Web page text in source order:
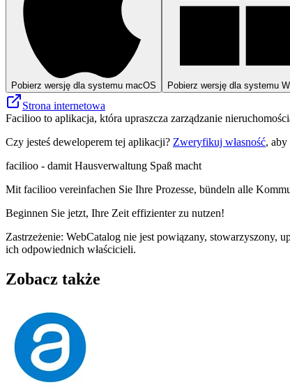
Pobierz wersję dla systemu macOS Pobierz wersję dla systemu
Strona internetowa
Facilioo to aplikacja, która upraszcza zarządzanie
Czy jesteś deweloperem tej aplikacji? Zweryfikuj własność, aby
facilioo - damit Hausverwaltung Spaß macht
Mit facilioo vereinfachen Sie Ihre Prozesse, bündeln alle
Beginnen Sie jetzt, Ihre Zeit effizienter zu nutzen!
Zastrzeżenie: WebCatalog nie jest powiązany, stowarzyszony,
ich odpowiednich właścicieli.
Zobacz także